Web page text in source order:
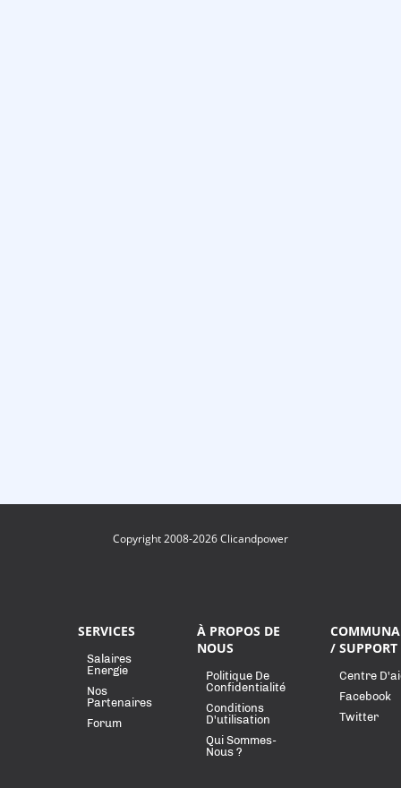
Copyright 2008-2026 Clicandpower
SERVICES
Salaires
Energie
Nos
Partenaires
Forum
À PROPOS DE
NOUS
Politique De
Confidentialité
Conditions
D'utilisation
Qui Sommes-
Nous ?
/ SUPPORT
Centre
Facebook
Twitter